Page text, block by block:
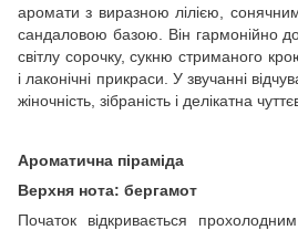
аромати з виразною лілією,
сандаловою базою. Він гармонійно
світлу сорочку, сукню стриманого
і лаконічні прикраси. У звучанні
жіночність, зібраність і делікатна
Ароматична піраміда
Верхня нота: бергамот
Початок відкривається